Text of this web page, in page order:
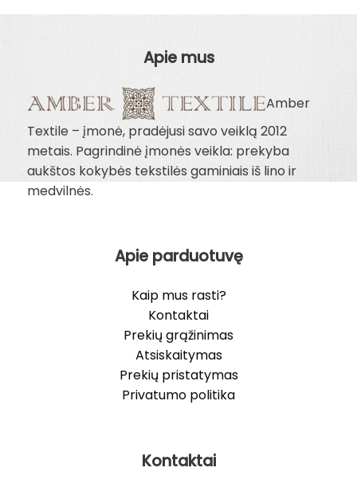
Apie mus
Amber
Textile – įmonė, pradėjusi savo veiklą 2012
metais. Pagrindinė įmonės veikla: prekyba
aukštos kokybės tekstilės gaminiais iš lino ir
medvilnės.
Apie parduotuvę
Kaip mus rasti?
Kontaktai
Prekių grąžinimas
Atsiskaitymas
Prekių pristatymas
Privatumo politika
Kontaktai